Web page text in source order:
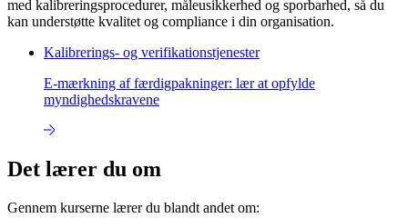
med kalibreringsprocedurer, måleusikkerhed og sporbarhed, så du
kan understøtte kvalitet og compliance i din organisation.
Kalibrerings- og verifikationstjenester
E-mærkning af færdigpakninger: lær at opfylde
myndighedskravene
Det lærer du om
Gennem kurserne lærer du blandt andet om: